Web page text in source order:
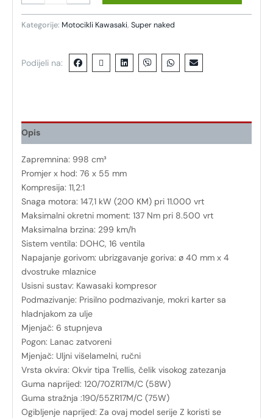
Kategorije: Motocikli Kawasaki, Super naked
Podijeli na:
Opis
Zapremnina: 998 cm³
Promjer x hod: 76 x 55 mm
Kompresija: 11,2:1
Snaga motora: 147,1 kW (200 KM) pri 11.000 vrt
Maksimalni okretni moment: 137 Nm pri 8.500 vrt
Maksimalna brzina: 299 km/h
Sistem ventila: DOHC, 16 ventila
Napajanje gorivom: ubrizgavanje goriva: ø 40 mm x 4
dvostruke mlaznice
Usisni sustav: Kawasaki kompresor
Podmazivanje: Prisilno podmazivanje, mokri karter sa
hladnjakom za ulje
Mjenjač: 6 stupnjeva
Pogon: Lanac zatvoreni
Mjenjač: Uljni višelamelni, ručni
Vrsta okvira: Okvir tipa Trellis, čelik visokog zatezanja
Guma naprijed: 120/70ZR17M/C (58W)
Guma stražnja :190/55ZR17M/C (75W)
Ogibljenje naprijed: Za ovaj model serije Z koristi se